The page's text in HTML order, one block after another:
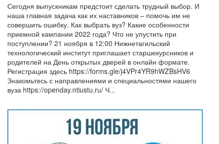
Сегодня выпускникам предстоит сделать трудный выбор. И
наша главная задача как их наставников – помочь им не
совершить ошибку. Как выбрать вуз? Какие особенности
приемной кампании 2022 года? Что не упустить при
поступлении? 21 ноября в 12:00 Нижнетагильский
технологический институт приглашает старшекурсников и
родителей на День открытых дверей в онлайн формате.
Регистрация здесь https://forms.gle/j4VPr4YR9hWZBsHV6
Знакомьтесь с направлениями и специальностями нашего
вуза https://openday.ntiustu.ru/ Ч...